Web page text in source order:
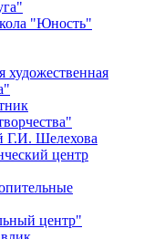
"Юность"
Г.И. Шелехова
центр
центр"